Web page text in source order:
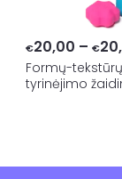
€20,00 – €
Formų-tekstūrų
tyrinėjimo